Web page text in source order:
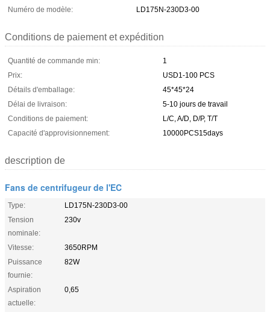
Numéro de modèle:
LD175N-230D3-00
Conditions de paiement et expédition
Quantité de commande min:
1
Prix:
USD1-100 PCS
Détails d'emballage:
45*45*24
Délai de livraison:
5-10 jours de travail
Conditions de paiement:
L/C, A/D, D/P, T/T
Capacité d'approvisionnement:
10000PCS15days
description de
Fans de centrifugeur de l'EC
Type:
LD175N-230D3-00
Tension
nominale:
230v
Vitesse:
3650RPM
Puissance
fournie:
82W
Aspiration
actuelle:
0,65